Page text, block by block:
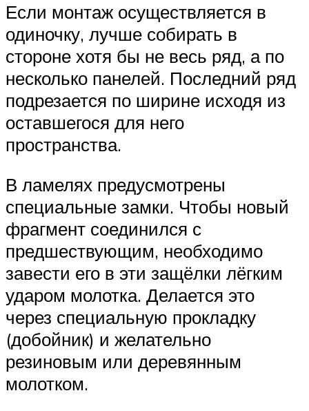
Если монтаж осуществляется в
одиночку, лучше собирать в
стороне хотя бы не весь ряд, а по
несколько панелей. Последний ряд
подрезается по ширине исходя из
оставшегося для него
пространства.
В ламелях предусмотрены
специальные замки. Чтобы новый
фрагмент соединился с
предшествующим, необходимо
завести его в эти защёлки лёгким
ударом молотка. Делается это
через специальную прокладку
(добойник) и желательно
резиновым или деревянным
молотком.